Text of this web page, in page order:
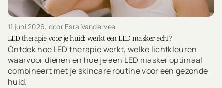
11 juni 2026, door Esra Vandervee
LED therapie voor je huid: werkt een LED masker echt?
Ontdek hoe LED therapie werkt, welke lichtkleuren
waarvoor dienen en hoe je een LED masker optimaal
combineert met je skincare routine voor een gezonde
huid.